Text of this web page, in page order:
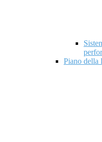
Piano della